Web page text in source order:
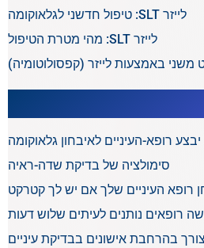
לייזר SLT: טיפול חדשני לגלאוקומה
לייזר SLT: מהי מטרת הטיפול
באמצעות לייזר (קפסולוטומיה)
יבצע רופא-העיניים לאיבחון גלאוקומה
סימולציה של בדיקת שדה-ראיה
רופא העיניים שלך אם יש לך קטרקט
רופאים נותנים לעיתים שלוש דעות
בהרחבת אישונים בבדיקת עיניים